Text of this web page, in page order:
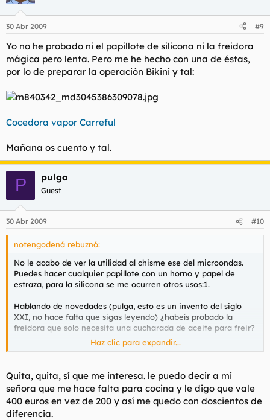
30 Abr 2009 #9
Yo no he probado ni el papillote de silicona ni la freidora
mágica pero lenta. Pero me he hecho con una de éstas,
por lo de preparar la operación Bikini y tal:
Cocedora vapor Carreful
Mañana os cuento y tal.
P pulga
Guest
30 Abr 2009 #10
notengodená rebuznó:
No le acabo de ver la utilidad al chisme ese del microondas.
Puedes hacer cualquier papillote con un horno y papel de
estraza, para la silicona se me ocurren otros usos:1.
Hablando de novedades (pulga, esto es un invento del siglo
XXI, no hace falta que sigas leyendo) ¿habeís probado la
freidora que solo necesita una cucharada de aceite para freir?
Parece cosa de brujas, porque el resultado es aceptable, pero
patatas bravas.
¿Algún pionero que se haya gastado los 200€?
Haz clic para expandir...
Quita, quita, sí que me interesa. le puedo decir a mi
señora que me hace falta para cocina y le digo que vale
400 euros en vez de 200 y así me quedo con doscientos de
diferencia.